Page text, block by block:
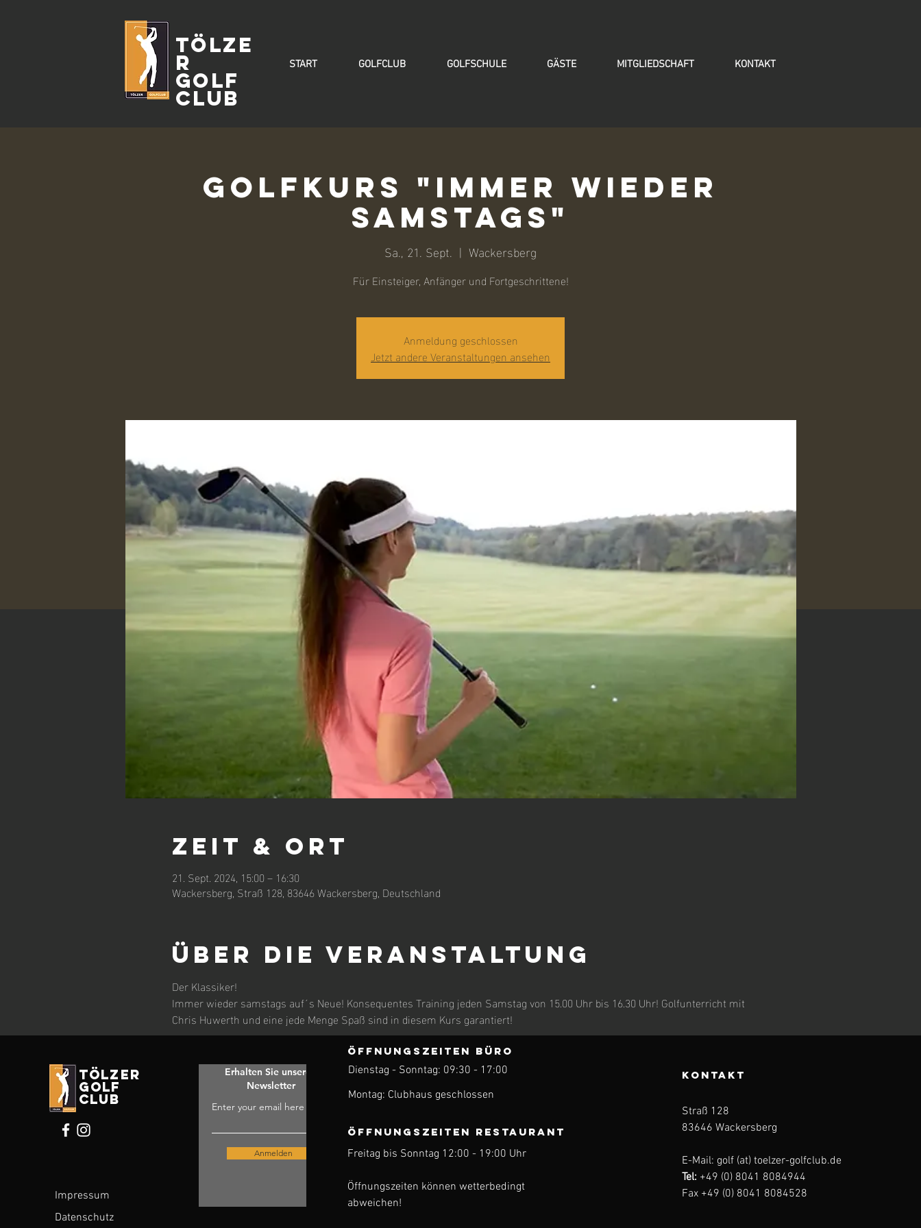
Tölze
r
Golf
Club
START GOLFCLUB GOLFSCHULE GÄSTE MITGLIEDSCHAFT KONTAKT
Golfkurs "Immer wieder
samstags"
Sa., 21. Sept.
  |
Wackersberg
Für Einsteiger, Anfänger und Fortgeschrittene!
Anmeldung geschlossen
Jetzt andere Veranstaltungen ansehen
Zeit & Ort
21. Sept. 2024, 15:00 – 16:30
Wackersberg, Straß 128, 83646 Wackersberg, Deutschland
Über die Veranstaltung
Der Klassiker!
Immer wieder samstags auf´s Neue! Konsequentes Training jeden Samstag von 15.00 Uhr bis 16.30 Uhr! Golfunterricht mit
Chris Huwerth und eine jede Menge Spaß sind in diesem Kurs garantiert!
tölzer
golf
club
Impressum
Datenschutz
Erhalten Sie unseren
Newsletter
Enter your email here
Anmelden
ÖFFNUNGSZEITEN BÜRO
Dienstag - Sonntag: 09:30 - 17:00
Montag: Clubhaus geschlossen
KONTAKT
Straß 128
83646 Wackersberg
E-Mail: golf (at) toelzer-golfclub.de
Tel: +49 (0) 8041 8084944
Fax +49 (0) 8041 8084528
ÖFFNUNGSZEITEN Restaurant
Freitag bis Sonntag 12:00 - 19:00 Uhr
Öffnungszeiten können wetterbedingt
abweichen!